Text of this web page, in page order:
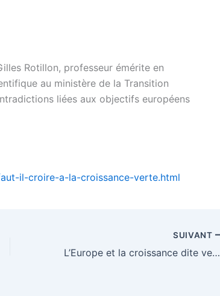
Rotillon, professeur émérite en
au ministère de la Transition
liées aux objectifs européens
il-croire-a-la-croissance-verte.html
SUIVANT
L’Europe et la croissance dite verte